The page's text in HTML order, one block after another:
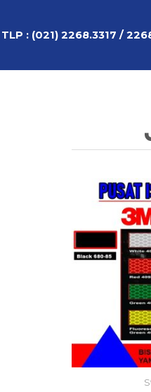
konten
TLP : (021) 2268.3317 /